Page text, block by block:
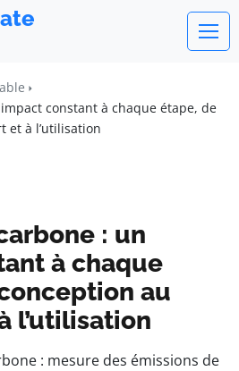
constant à chaque étape, de
et à l’utilisation
: un
à chaque
au
l’utilisation
: mesure des émissions de